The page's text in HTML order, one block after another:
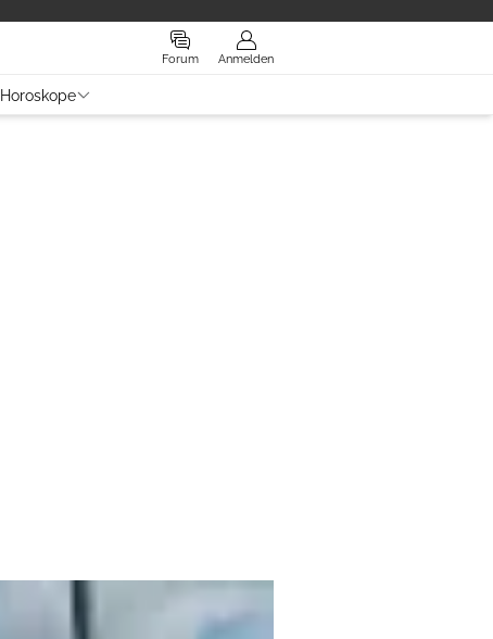
Forum Anmelden
Horoskope